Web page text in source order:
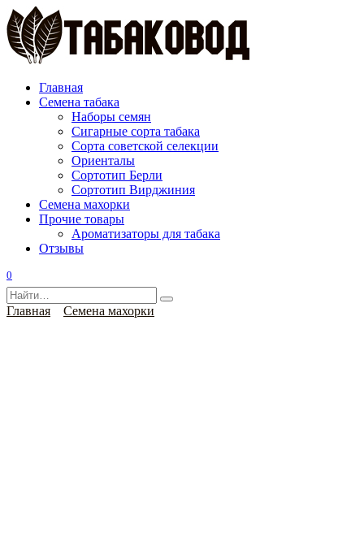
Перейти
к
содержанию
Главная
Семена табака
Наборы семян
Сигарные сорта табака
Сорта советской селекции
Ориенталы
Сортотип Берли
Сортотип Вирджиния
Семена махорки
Прочие товары
Ароматизаторы для табака
Отзывы
0
Search
for:
Главная Семена махорки